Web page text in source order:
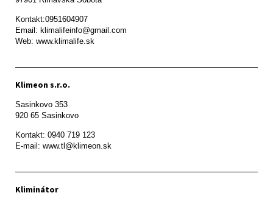
Kontakt:0951604907
Email: klimalifeinfo@gmail.com
Web: www.klimalife.sk
Klimeon s.r.o.
Sasinkovo 353
920 65 Sasinkovo
Kontakt: 0940 719 123
E-mail: www.tl@klimeon.sk
Kliminátor